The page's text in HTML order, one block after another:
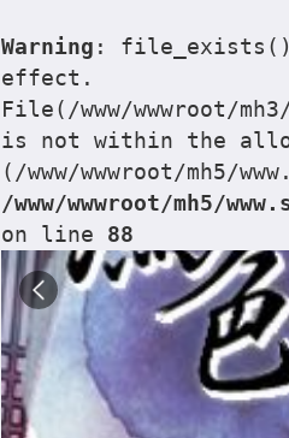
Warning :
effect.
File(/www/wwwroot/
is not within the
(/www/wwwroot/mh5/
/www/wwwroot/mh5/
on line 88